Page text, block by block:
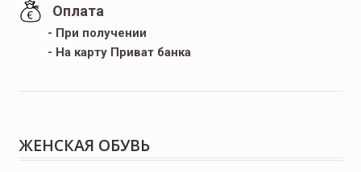
Оплата
- При получении
- На карту Приват банка
ЖЕНСКАЯ ОБУВЬ